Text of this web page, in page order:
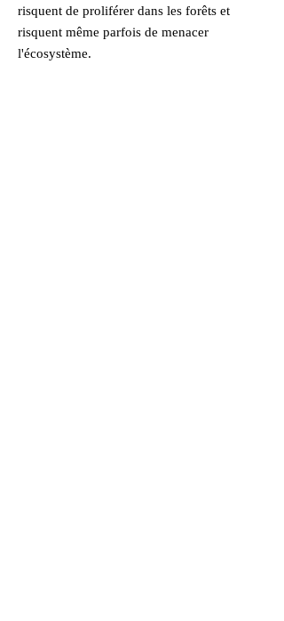
risquent de proliférer dans les forêts et
risquent même parfois de menacer
l'écosystème.